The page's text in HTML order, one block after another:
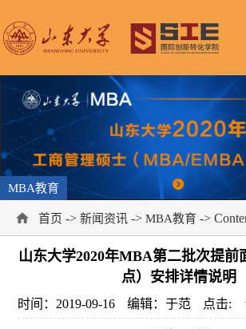
MBA教育
首页 -> 新闻资讯 -> MBA教育 ->
山东大学2020年MBA第二批次提前
点）安排详情说明
时间：2019-09-16 编辑：于范 点击: